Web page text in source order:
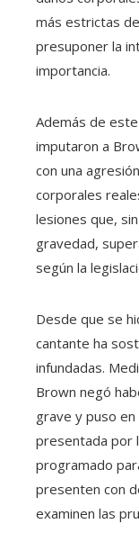
más estrictas
presuponer la
importancia.
Además de
imputaron a
con una
corporales
lesiones que,
gravedad,
según la
Desde que se
cantante ha
infundadas.
Brown negó
grave y puso
presentada por
programado
presenten con
examinen las